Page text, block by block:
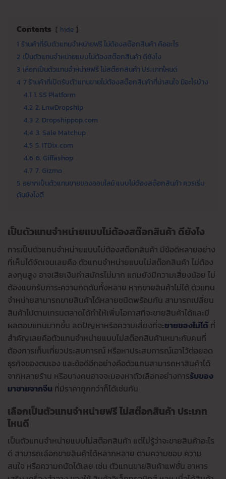
Contents hide
1 ร้านค้าที่รับตัวแทนจำหน่ายฟรี ไม่ต้องสต๊อกสินค้า คืออะไร
2 เป็นตัวแทนจำหน่ายแบบไม่ต้องสต๊อกสินค้า ดียังไง
3 เลือกเป็นตัวแทนจำหน่ายฟรี ไม่สต๊อกสินค้า ประเภทไหนดี
4 7 ร้านค้าที่เปิดรับตัวแทนขายไม่ต้องสต๊อกสินค้าที่น่าสนใจ มีอะไรบ้าง
4.1 1. SS Platform
4.2 2. LnwDropship
4.3 2. Dropshippop.com
4.4 3. Sale Matchup
4.5 5. ITDix.com
4.6 6. Giffashop
4.7 7. Gizmo
5 อยากเป็นตัวแทนขายของออนไลน์ แบบไม่ต้องสต๊อกสินค้า ควรเริ่ม
ต้นยังไงดี
เป็นตัวแทนจำหน่ายแบบไม่ต้องสต๊อกสินค้า ดียังไง
การเป็นตัวแทนจำหน่ายแบบไม่ต้องสต๊อกสินค้า มีข้อดีหลายอย่าง
ที่เห็นได้จัดเจนเลยคือ ตัวแทนจำหน่ายแบบไม่สต๊อกสินค้า ไม่ต้อง
ลงทุนสูง อาจเสียเงินค่าสมัครไม่มาก แถมยังมีความเสี่ยงน้อย ไม่
ต้องแบกรับภาระความกดดันทั้งหลาย หากขายสินค้าไม่ได้ ตัวแทน
จำหน่ายสามารถขายสินค้าได้หลายชนิดพร้อมกัน สามารถเปลี่ยน
สินค้าไปตามเทรนตลาดได้ทำให้เพิ่มโอกาสที่จะขายสินค้าได้และมี
ผลตอบแทนมากขึ้น ลดปัญหาหรือความเสี่ยงที่จะขายของไม่ได้ ที่
สำคัญเลยคือตัวแทนจำหน่ายแบบไม่สต๊อกสินค้าเหมาะกับคนที่
ต้องการเก็บเกี่ยวประสบการณ์ หรือหาประสบการณ์เอาไว้ต่อยอด
ธุรกิจของตนเอง และข้อดีอีกอย่างคือตัวแทนสามารถหาสินค้าได้
จากหลายร้าน หรือบางคนอาจจะมองหาตัวเลือกอย่างการรับของ
มาขายจากจีน ที่มีราคาถูกกว่าก็ได้เช่นกัน
เลือกเป็นตัวแทนจำหน่ายฟรี ไม่สต๊อกสินค้า ประเภท
ไหนดี
เป็นตัวแทนจำหน่ายแบบไม่สต๊อกสินค้า แต่ไม่รู้ว่าจะขายสินค้าอะไร
ดี สามารถเลือกขายสินค้าได้หลากหลาย ตามความชอบ ความ
สนใจ หรือความถนัดได้เลย เช่น ตัวแทนขายสินค้าแฟชั่น อาหาร